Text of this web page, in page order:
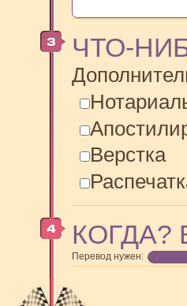
ЧТО-
Верстка
КОГДА?
Перевод нужен: